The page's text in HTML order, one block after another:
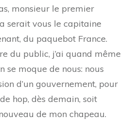
monsieur le premier
serait vous le capitaine
du paquebot France.
du public, j’ai quand même
se moque de nous: nous
d’un gouvernement, pour
hop, dès demain, soit
de mon chapeau.